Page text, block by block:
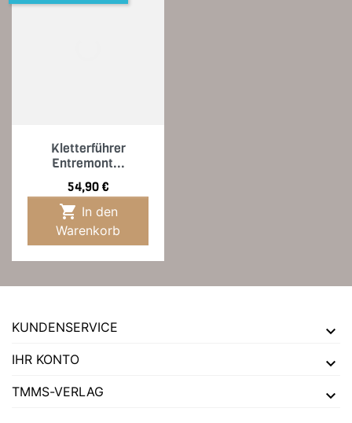
Kletterführer
Entremont...
Preis
54,90 €

Warenkorb
KUNDENSERVICE
IHR KONTO
TMMS-VERLAG